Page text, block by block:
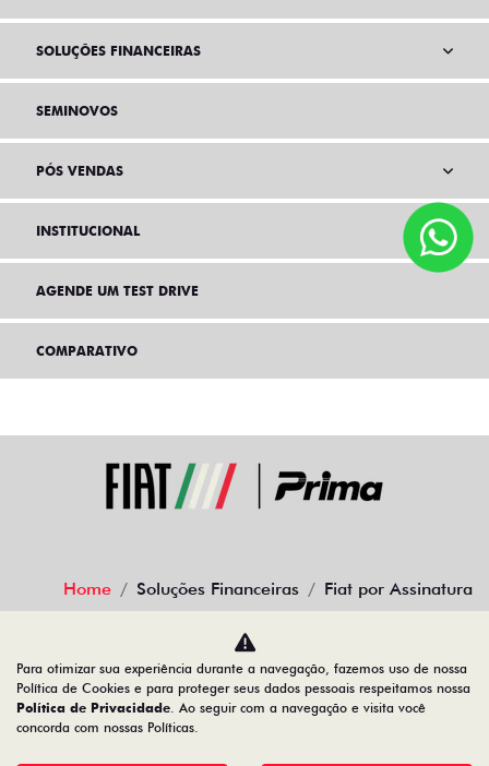
SOLUÇÕES FINANCEIRAS
SEMINOVOS
PÓS VENDAS
INSTITUCIONAL
AGENDE UM TEST DRIVE
COMPARATIVO
Home Soluções Financeiras Fiat por Assinatura
Desacelere. Seu bem maior é a vida.
Para otimizar sua experiência durante a navegação, fazemos uso de nossa
Política de Cookies e para proteger seus dados pessoais respeitamos nossa
Política de Privacidade. Ao seguir com a navegação e visita você
concorda com nossas Políticas.